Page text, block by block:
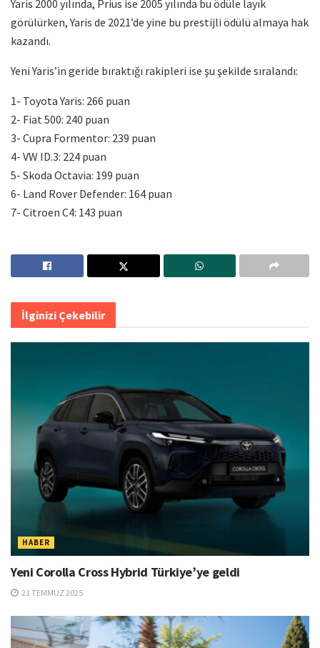
Yaris 2000 yılında, Prius ise 2005 yılında bu ödüle layık
görülürken, Yaris de 2021’de yine bu prestijli ödülü almaya hak
kazandı.
Yeni Yaris’in geride bıraktığı rakipleri ise şu şekilde sıralandı:
1- Toyota Yaris: 266 puan
2- Fiat 500: 240 puan
3- Cupra Formentor: 239 puan
4- VW ID.3: 224 puan
5- Skoda Octavia: 199 puan
6- Land Rover Defender: 164 puan
7- Citroen C4: 143 puan
İlginizi Çekebilir
HABER
Yeni Corolla Cross Hybrid Türkiye’ye geldi
21 TEMMUZ 2025